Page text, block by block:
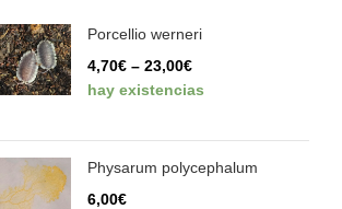
Porcellio werneri
4,70€ – 23,00€
hay existencias
Physarum polycephalum
6,00€